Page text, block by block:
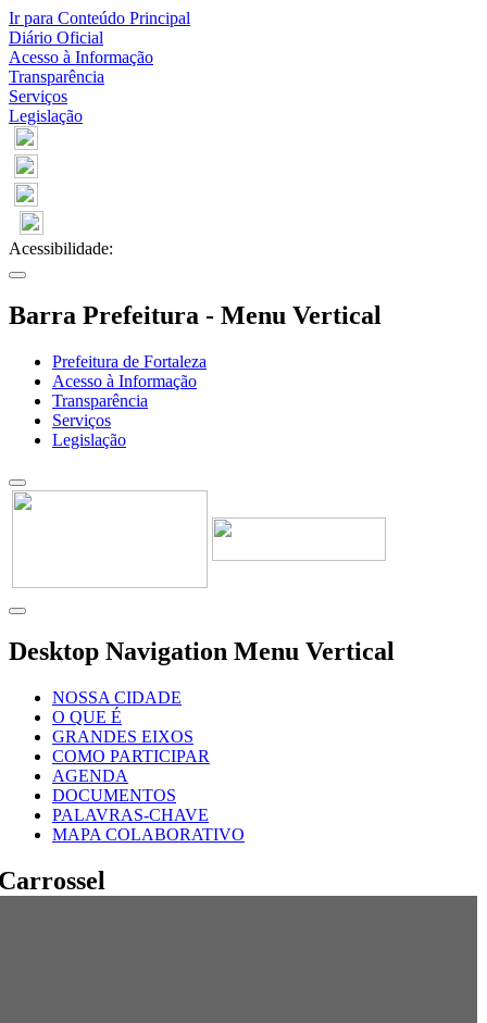
Ir para Conteúdo Principal
Diário Oficial
Acesso à Informação
Transparência
Serviços
Legislação
Acessibilidade:
Barra Prefeitura - Menu Vertical
Prefeitura de Fortaleza
Acesso à Informação
Transparência
Serviços
Legislação
Desktop Navigation Menu Vertical
NOSSA CIDADE
O QUE É
GRANDES EIXOS
COMO PARTICIPAR
AGENDA
DOCUMENTOS
PALAVRAS-CHAVE
MAPA COLABORATIVO